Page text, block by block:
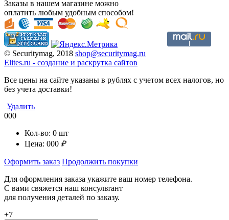
Заказы в нашем магазине можно
оплатить любым удобным способом!
© Securitymag, 2018 shop@securitymag.ru
Elites.ru - cоздание и раскрутка сайтов
Все цены на сайте указаны в рублях с учетом всех налогов, но
без учета доставки!
Удалить
000
Кол-во: 0 шт
Цена: 000 ₽
Оформить заказ Продолжить покупки
Для оформления заказа укажите ваш номер телефона.
С вами свяжется наш консультант
для получения деталей по заказу.
+7